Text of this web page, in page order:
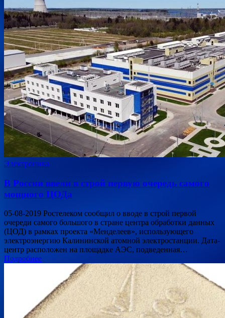
Электроника
В России ввели в строй первую очередь самого
мощного ЦОДа
05-08-2019 Ростелеком сообщил о вводе в строй первой
очереди самого большого в стране центра обработки данных
(ЦОД) в рамках проекта «Менделеев», использующего
электроэнергию Калининской атомной электростанции. Дата-
центр расположен на площадке АЭС, подведенная…
Подробнее